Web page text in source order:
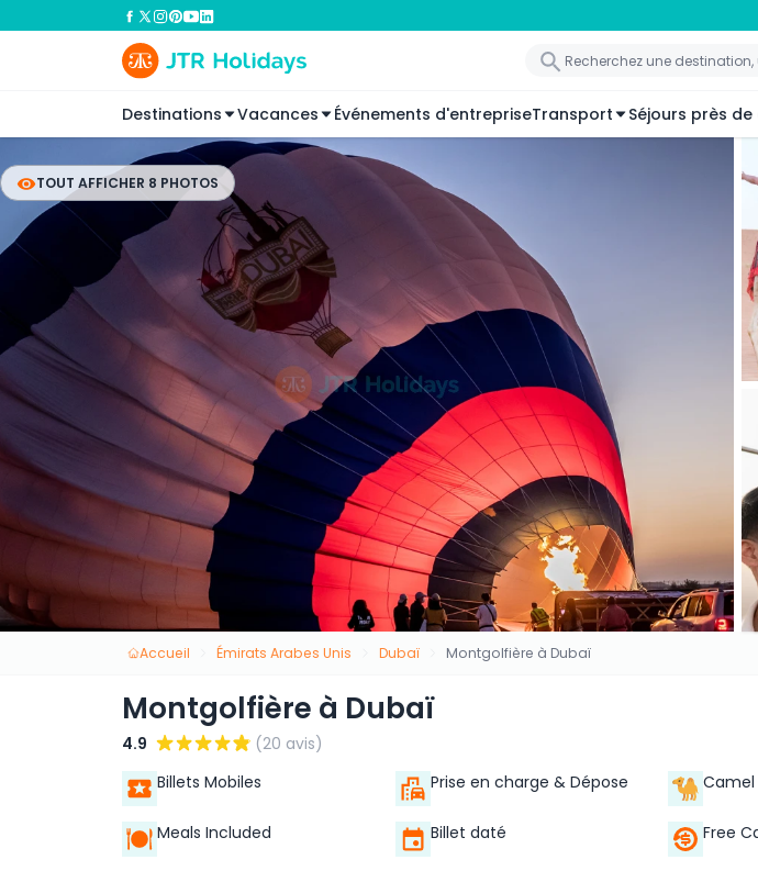
Destinations Vacances Événements d'entrepriseTransport Séjours près de
TOUT AFFICHER 8 PHOTOS
Accueil Émirats Arabes Unis Dubaï Montgolfière à Dubaï
Montgolfière à Dubaï
4.9
(20 avis)
Billets Mobiles
Prise en charge & Dépose Camel
Meals Included Billet daté Free